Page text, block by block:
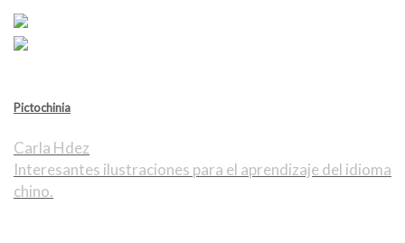
Pictochinia
Carla Hdez
Interesantes ilustraciones para el aprendizaje del idioma
chino.